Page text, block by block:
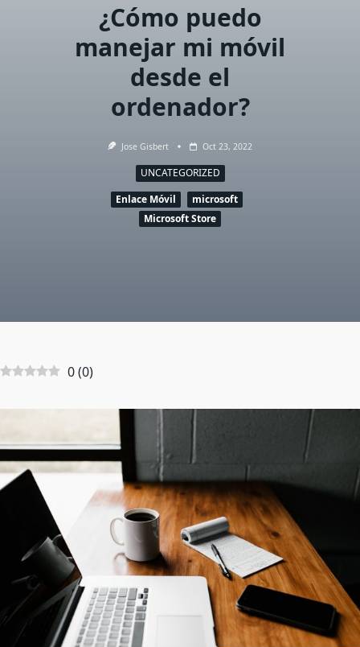
¿Cómo puedo
manejar mi móvil
desde el
ordenador?
Jose Gisbert Oct 23, 2022
UNCATEGORIZED
Enlace Móvil
microsoft
Microsoft Store
0(0)